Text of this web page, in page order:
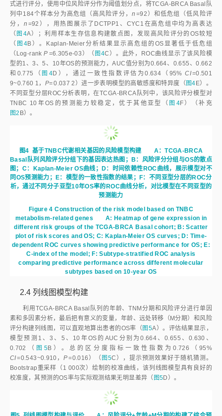
式进行评分，使用中位风险评分作为阈值划分点，将TCGA-BRCA Basal队
列中184个样本分为高危组（高风险评分， n =92）和低危组（低风险评
分， n =92），用热图展示了DCTPP1、CYC1在高危组中均为高表达
（ 图4A）；利用样本生存信息构建散点图，发现高风险评分的OS较短
（ 图4B）。Kaplan-Meier分析结果显示高危组的OS显著低于低危组
（Log-rankP =6.305e-03）（ 图4C）。此外，ROC曲线显示了该风险模
型的1、3、5、10年OS的预测能力，AUC值分别为0.664、0.655、0.662
和0.775（ 图4D），通过一致性指数评估为0.634（95%CI=0.501
9~0.760 1， P=0.037 2）进一步表明模型的高敏感度和特异度（图4 E）。
不同亚型分层ROC分析表明，在TCGA-BRCA队列中，该风险评分模型对
TNBC 10年OS的预测能力较稳定，优于其他亚型（ 图4F）（补充
图2 B）。
图4 基于TNBC代谢相关基因的风险模型构建 A：TCGA-BRCA
Basal队列风险评分分组下的基因表达热图；B：风险评分分组与OS的散点
图；C：Kaplan-Meier OS曲线；D：时间依赖性ROC曲线，展示模型对不
同OS预测能力；E：模型的一致性指数的结果；F：不同亚型分层的ROC分
析，通过不同分子亚型10年OS率的ROC曲线分析，对比模型在不同亚型的
预测能力
Figure 4 Construction of the risk model based on TNBC
metabolism-related genes A: Heatmap of gene expression in
different risk groups of the TCGA-BRCA Basal cohort; B: Scatter
plot of risk scores and OS; C: Kaplan-Meier OS curves; D: Time-
dependent ROC curves showing predictive performance for OS; E:
C-index of the model; F: Subtype-stratified ROC analysis
comparing predictive performance across different molecular
subtypes based on 10-year OS
2.4 列线图模型构建
利用TCGA-BRCA Basal队列的年龄、TNM分期和风险评分进行单因
素和多因素分析，最后把有意义的变量，年龄、远处转移（M分期）和风险
评分构建列线图，可以直观地算出患者的OS率（图5A）。评估结果显示，
模型预测1、3、5、10年OS的AUC分别为0.664、0.655、0.630、
0.702（ 图5B）。总的区分度指标一致性指数为0.726（95%
CI=0.543~0.910，P=0.016）（ 图5C），提示预测效果好于随机猜测。
Bootstrap重采样（1 000次）绘制的校准曲线，该列线图模型具有良好的
校准度，其预测的OS率与实际观测结果无明显差异（ 图5D）。